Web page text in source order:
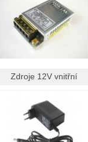
Zdroje 12V vnitřní